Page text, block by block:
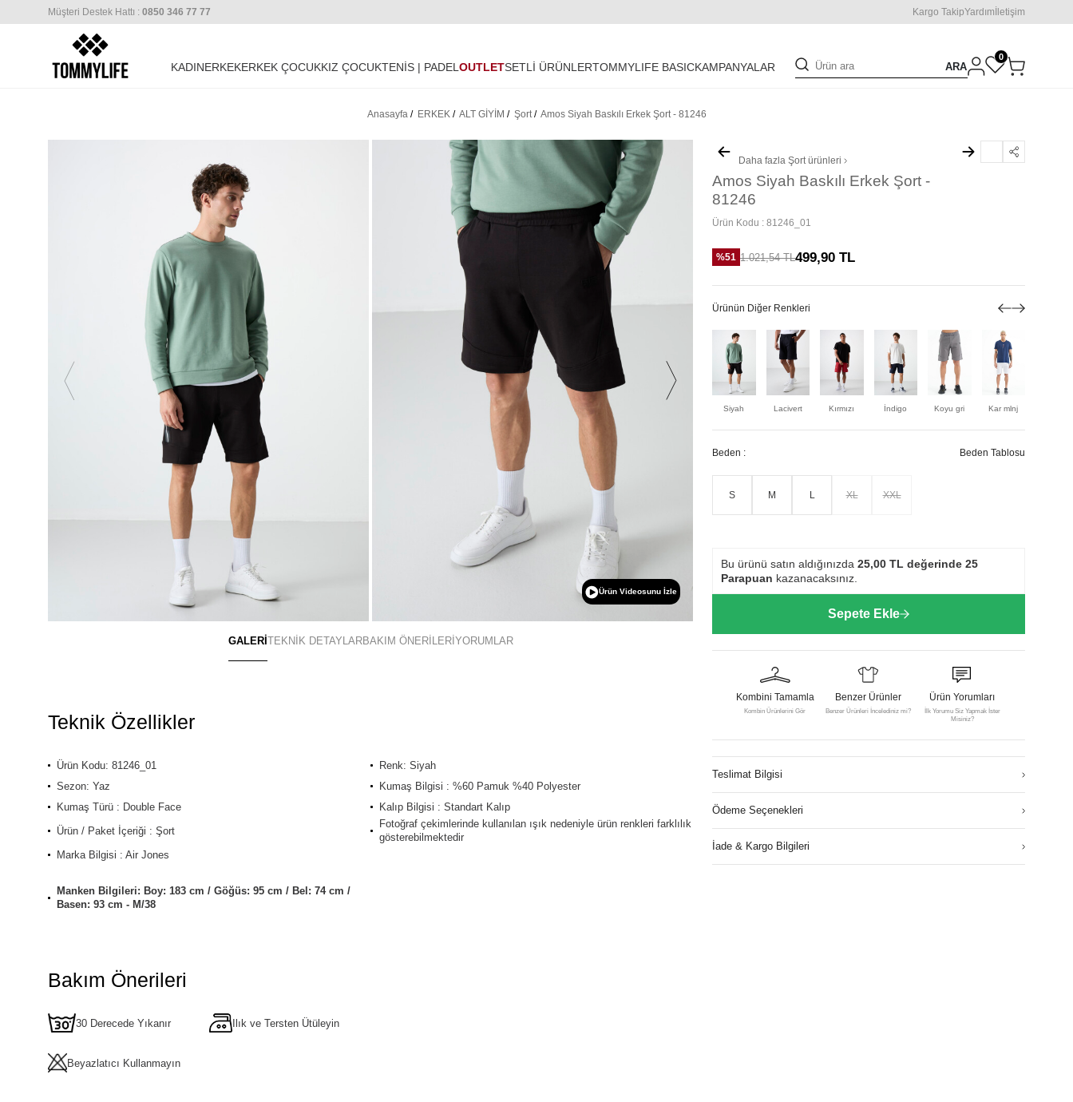
Müşteri Destek Hattı : 0850 346 77 77 Kargo TakipYardım İletişim
KADINERKEKERKEK ÇOCUKKIZ ÇOCUKTENİS | PADELOUTLETSETLİ ÜRÜNLERTOMMYLIFE BASICKAMPANYALAR ARA
0
Anasayfa/ ERKEK/ ALT GİYİM / Şort/ Amos Siyah Baskılı Erkek Şort - 81246
Ürün Videosunu İzle
GALERİ TEKNİK DETAYLARBAKIM ÖNERİLERİ YORUMLAR
Teknik Özellikler
Ürün Kodu: 81246_01
Renk: Siyah
Sezon: Yaz
Kumaş Bilgisi : %60 Pamuk %40 Polyester
Kumaş Türü : Double Face
Kalıp Bilgisi : Standart Kalıp
Ürün / Paket İçeriği : Şort
Fotoğraf çekimlerinde kullanılan ışık nedeniyle ürün renkleri farklılık
gösterebilmektedir
Marka Bilgisi : Air Jones
Manken Bilgileri: Boy: 183 cm / Göğüs: 95 cm / Bel: 74 cm /
Basen: 93 cm - M/38
Bakım Önerileri
30 Derecede Yıkanır Ilık ve Tersten Ütüleyin
Beyazlatıcı Kullanmayın
Daha fazla Şortürünleri
Amos Siyah Baskılı Erkek Şort -
81246
Ürün Kodu : 81246_01
%51 1.021,54TL499,90 TL
Ürünün Diğer Renkleri
Siyah Lacivert Kırmızı İndigo Koyu gri Kar mlnj
Beden : Beden Tablosu
S M L XL XXL
Bu ürünü satın aldığınızda 25,00 TL değerinde 25
Parapuan kazanacaksınız.
Sepete Ekle
Kombini Tamamla
Kombin Ürünlerini Gör
Benzer Ürünler
Benzer Ürünleri İncelediniz mi?
Ürün Yorumları
İlk Yorumu Siz Yapmak İster
Misiniz?
Teslimat Bilgisi
Ödeme Seçenekleri
İade & Kargo Bilgileri